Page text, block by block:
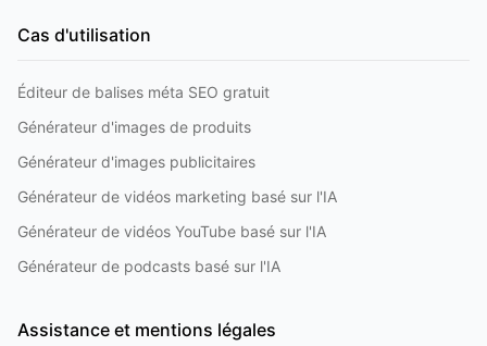
Cas d'utilisation
Éditeur de balises méta SEO gratuit
Générateur d'images de produits
Générateur d'images publicitaires
Générateur de vidéos marketing basé sur l'IA
Générateur de vidéos YouTube basé sur l'IA
Générateur de podcasts basé sur l'IA
Assistance et mentions légales